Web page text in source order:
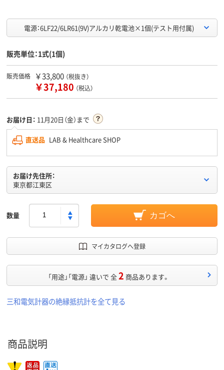
電源：6LF22/6LR61(9V)アルカリ乾電池×1個(テスト用付属)
販売単位：1式(1個)
販売価格 ￥33,800 （税抜き）
￥37,180 （税込）
お届け日： 11月20日（金）まで
直送品 LAB & Healthcare SHOP
お届け先住所：
東京都江東区
数量 カゴへ
マイカタログへ登録
「用途」「電源」 違いで 全2 商品あります。
三和電気計器の絶縁抵抗計を全て見る
商品説明